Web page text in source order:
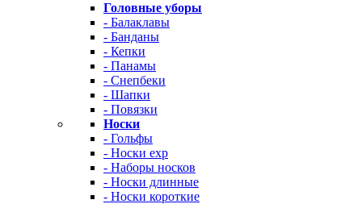
Головные уборы
- Балаклавы
- Банданы
- Кепки
- Панамы
- Снепбеки
- Шапки
- Повязки
Носки
- Гольфы
- Носки exp
- Наборы носков
- Носки длинные
- Носки короткие